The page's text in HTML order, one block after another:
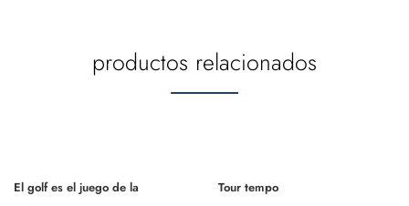
productos relacionados
El golf es el juego de la
Tour tempo